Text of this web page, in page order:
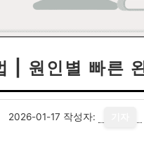
| 원인별 빠른
2026-01-17 작성자: